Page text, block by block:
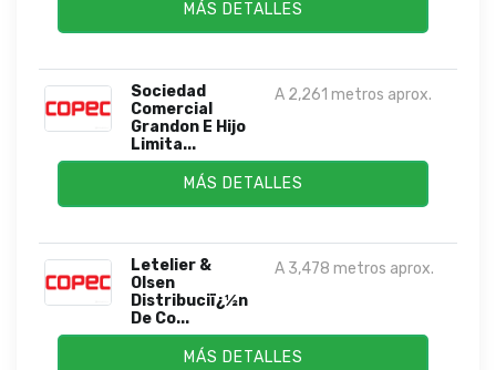
MÁS DETALLES
Sociedad
Comercial
Grandon E Hijo
Limita...
A 2,261 metros aprox.
MÁS DETALLES
Letelier &
Olsen
Distribuciï¿½n
De Co...
A 3,478 metros aprox.
MÁS DETALLES